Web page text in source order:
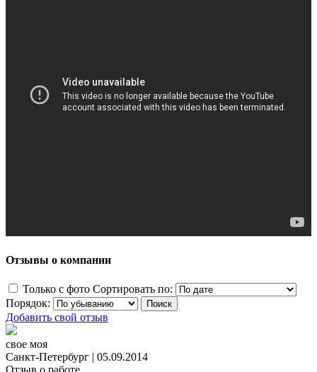
Отзывы о компании
Только с фото Сортировать по:
Порядок:
Добавить свой отзыв
свое моя
Санкт-Петербург | 05.09.2014